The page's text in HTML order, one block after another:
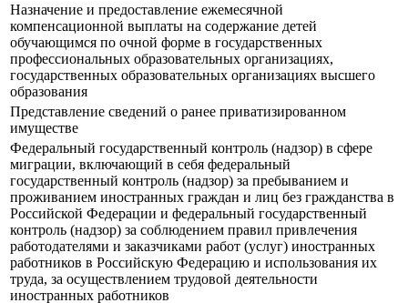
Назначение и предоставление ежемесячной
компенсационной выплаты на содержание детей
обучающимся по очной форме в государственных
профессиональных образовательных организациях,
государственных образовательных организациях высшего
образования
Представление сведений о ранее приватизированном
имуществе
Федеральный государственный контроль (надзор) в сфере
миграции, включающий в себя федеральный
государственный контроль (надзор) за пребыванием и
проживанием иностранных граждан и лиц без гражданства в
Российской Федерации и федеральный государственный
контроль (надзор) за соблюдением правил привлечения
работодателями и заказчиками работ (услуг) иностранных
работников в Российскую Федерацию и использования их
труда, за осуществлением трудовой деятельности
иностранных работников